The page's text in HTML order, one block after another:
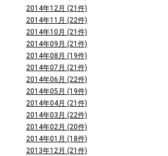
2014年12月 (21件)
2014年11月 (22件)
2014年10月 (21件)
2014年09月 (21件)
2014年08月 (19件)
2014年07月 (21件)
2014年06月 (22件)
2014年05月 (19件)
2014年04月 (21件)
2014年03月 (22件)
2014年02月 (20件)
2014年01月 (18件)
2013年12月 (21件)